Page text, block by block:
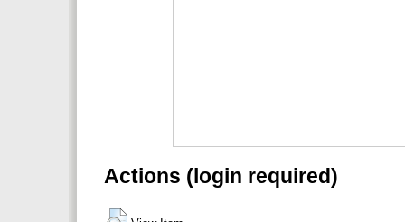
Actions (login required)